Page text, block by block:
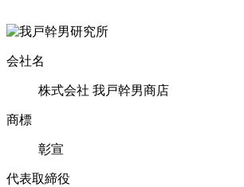
会社名
株式会社 我戸幹男商店
商標
彰宣
代表取締役